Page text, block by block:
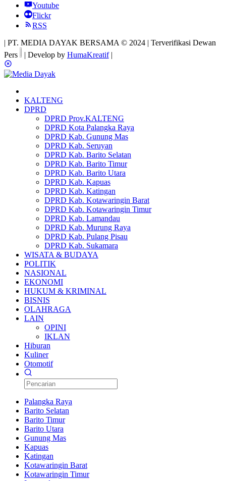
Youtube
Flickr
RSS
| PT. MEDIA DAYAK BERSAMA © 2024 | Terverifikasi Dewan
Pers
| Develop by HumaKreatif|
KALTENG
DPRD
DPRD Prov.KALTENG
DPRD Kota Palangka Raya
DPRD Kab. Gunung Mas
DPRD Kab. Seruyan
DPRD Kab. Barito Selatan
DPRD Kab. Barito Timur
DPRD Kab. Barito Utara
DPRD Kab. Kapuas
DPRD Kab. Katingan
DPRD Kab. Kotawaringin Barat
DPRD Kab. Kotawaringin Timur
DPRD Kab. Lamandau
DPRD Kab. Murung Raya
DPRD Kab. Pulang Pisau
DPRD Kab. Sukamara
WISATA & BUDAYA
POLITIK
NASIONAL
EKONOMI
HUKUM & KRIMINAL
BISNIS
OLAHRAGA
LAIN
OPINI
IKLAN
Hiburan
Kuliner
Otomotif
Palangka Raya
Barito Selatan
Barito Timur
Barito Utara
Gunung Mas
Kapuas
Katingan
Kotawaringin Barat
Kotawaringin Timur